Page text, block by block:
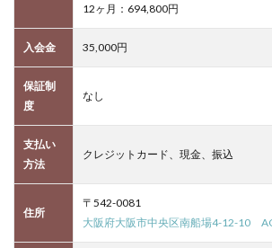
12ヶ月：694,800円
入会金 35,000円
保証制
度
なし
支払い
方法
クレジットカード、現金、振込
住所
〒542-0081
大阪府大阪市中央区南船場4-12-10